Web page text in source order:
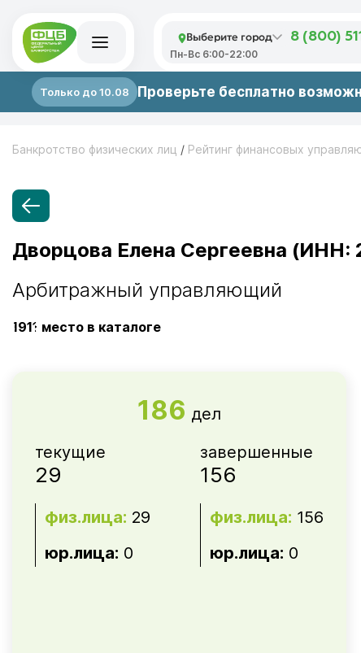
Выберите город 8 (800)
Пн-Вс 6:00-22:00
Только до 10.08 Проверьте бесплатно
Банкротство физических лиц / Рейтинг финансовых
Дворцова Елена Сергеевна (ИНН:
Арбитражный управляющий
1911 место в каталоге
186 дел
текущие
29
физ.лица: 29
юр.лица: 0
завершенные
156
физ.лица: 156
юр.лица: 0